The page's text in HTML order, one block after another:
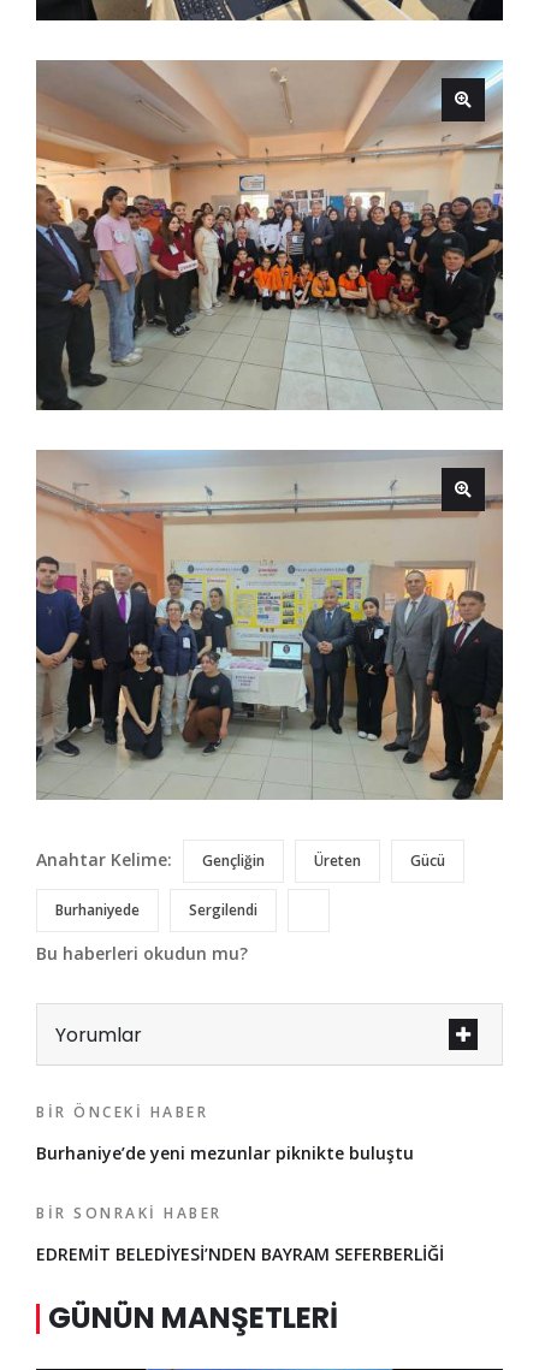
Anahtar Kelime: Gençliğin Üreten Gücü
Burhaniyede Sergilendi
Bu haberleri okudun mu?
Yorumlar
BIR ÖNCEKI HABER
Burhaniye’de yeni mezunlar piknikte buluştu
BIR SONRAKI HABER
EDREMİT BELEDİYESİ’NDEN BAYRAM SEFERBERLİĞİ
GÜNÜN MANŞETLERI